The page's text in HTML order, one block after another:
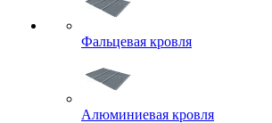
Фальцевая кровля
Алюминиевая кровля